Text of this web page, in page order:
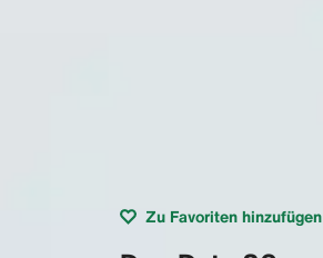
Zu Favoriten hinzufügen